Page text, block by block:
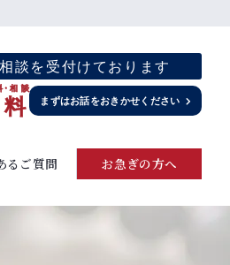
談を受付けております
・相談
料 まずはお話をおきかせください
るご質問 お急ぎの方へ